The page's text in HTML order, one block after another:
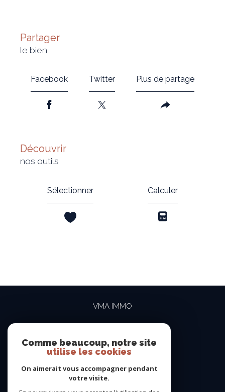
partager
le bien
Facebook Twitter Plus de partage
découvrir
nos outils
Sélectionner Calculer
VMA IMMO
contact@vma-immo.com
19 rue des Rosiéristes
Comme beaucoup, notre site
utilise les cookies
On aimerait vous accompagner pendant
votre visite.